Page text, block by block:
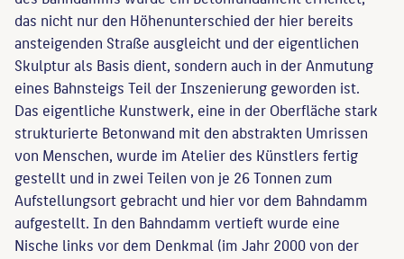
das nicht nur den Höhenunterschied der hier bereits
ansteigenden Straße ausgleicht und der eigentlichen
Skulptur als Basis dient, sondern auch in der Anmutung
eines Bahnsteigs Teil der Inszenierung geworden ist.
Das eigentliche Kunstwerk, eine in der Oberfläche stark
strukturierte Betonwand mit den abstrakten Umrissen
von Menschen, wurde im Atelier des Künstlers fertig
gestellt und in zwei Teilen von je 26 Tonnen zum
Aufstellungsort gebracht und hier vor dem Bahndamm
aufgestellt. In den Bahndamm vertieft wurde eine
Nische links vor dem Denkmal (im Jahr 2000 von der